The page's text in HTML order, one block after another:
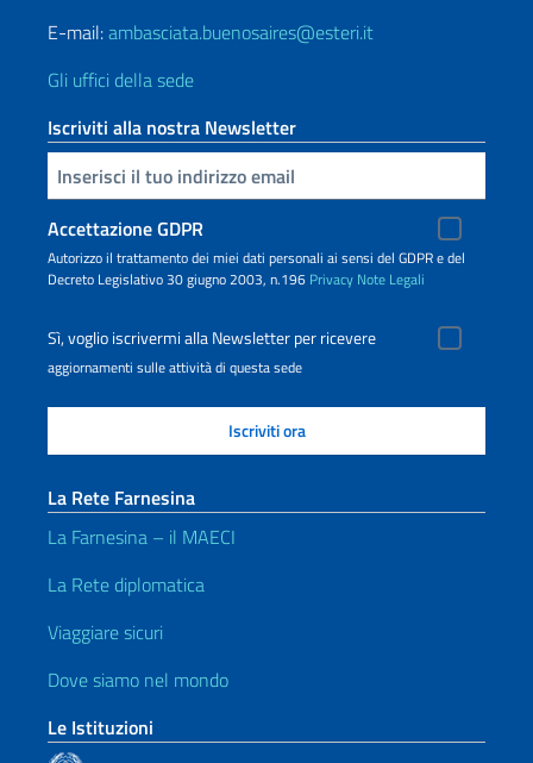
E-mail:ambasciata.buenosaires@esteri.it
Gli uffici della sede
Iscriviti alla nostra Newsletter
Inserisci la tua email
Accettazione GDPR
Autorizzo il trattamento dei miei dati personali ai sensi del GDPR e del
Decreto Legislativo 30 giugno 2003, n.196 Privacy Note Legali
Sì, voglio iscrivermi alla Newsletter per ricevere
aggiornamenti sulle attività di questa sede
La Rete Farnesina
La Farnesina – il MAECI
La Rete diplomatica
Viaggiare sicuri
Dove siamo nel mondo
Le Istituzioni